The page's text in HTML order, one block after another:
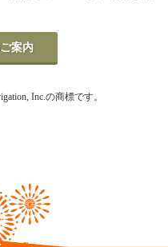
案内
Inc.の商標です。